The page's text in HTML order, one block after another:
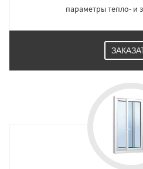
параметры тепло- и